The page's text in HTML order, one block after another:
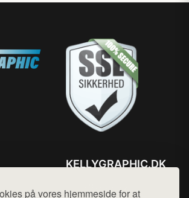
på vores hjemmeside for at
KELLYGRAPHIC.DK